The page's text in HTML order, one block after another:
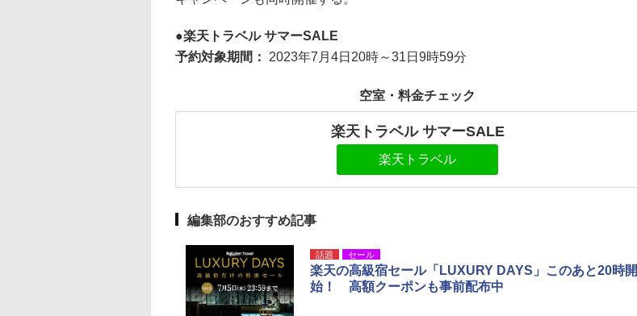
楽天トラベル サマーSALE
予約対象期間： 2023年7月4日20時～31日9時59分
空室・料金チェック
楽天トラベル サマーSALE
楽天トラベル
編集部のおすすめ記事
話題 セール
楽天の高級宿セール「LUXURY DAYS」このあと20時開
始！ 高額クーポンも事前配布中